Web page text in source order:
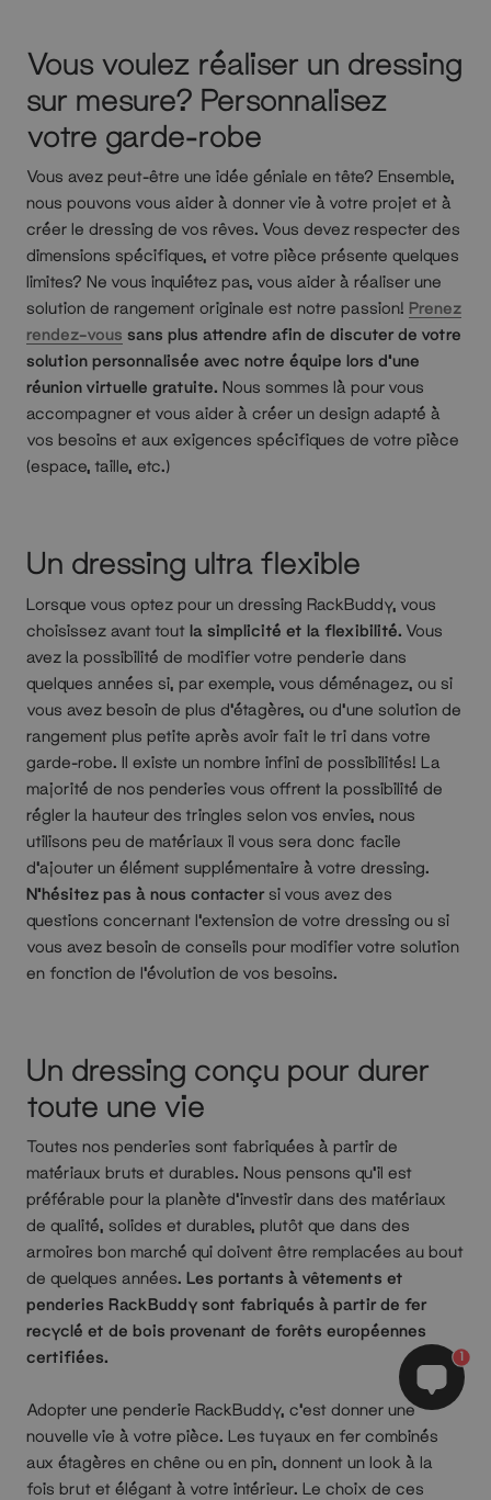
Vous voulez réaliser un dressing
sur mesure? Personnalisez
votre garde-robe
Vous avez peut-être une idée géniale en tête? Ensemble,
nous pouvons vous aider à donner vie à votre projet et à
créer le dressing de vos rêves. Vous devez respecter des
dimensions spécifiques, et votre pièce présente quelques
limites? Ne vous inquiétez pas, vous aider à réaliser une
solution de rangement originale est notre passion! Prenez
rendez-vous sans plus attendre afin de discuter de votre
solution personnalisée avec notre équipe lors d’une
réunion virtuelle gratuite. Nous sommes là pour vous
accompagner et vous aider à créer un design adapté à
vos besoins et aux exigences spécifiques de votre pièce
(espace, taille, etc.)
Un dressing ultra flexible
Lorsque vous optez pour un dressing RackBuddy, vous
choisissez avant tout la simplicité et la flexibilité. Vous
avez la possibilité de modifier votre penderie dans
quelques années si, par exemple, vous déménagez, ou si
vous avez besoin de plus d’étagères, ou d’une solution de
rangement plus petite après avoir fait le tri dans votre
garde-robe. Il existe un nombre infini de possibilités! La
majorité de nos penderies vous offrent la possibilité de
régler la hauteur des tringles selon vos envies, nous
utilisons peu de matériaux il vous sera donc facile
d’ajouter un élément supplémentaire à votre dressing.
N’hésitez pas à nous contacter si vous avez des
questions concernant l’extension de votre dressing ou si
vous avez besoin de conseils pour modifier votre solution
en fonction de l’évolution de vos besoins.
Un dressing conçu pour durer
toute une vie
Toutes nos penderies sont fabriquées à partir de
matériaux bruts et durables. Nous pensons qu’il est
préférable pour la planète d’investir dans des matériaux
de qualité, solides et durables, plutôt que dans des
armoires bon marché qui doivent être remplacées au bout
de quelques années. Les portants à vêtements et
penderies RackBuddy sont fabriqués à partir de fer
recyclé et de bois provenant de forêts européennes
certifiées.
Adopter une penderie RackBuddy, c’est donner une
nouvelle vie à votre pièce. Les tuyaux en fer combinés
aux étagères en chêne ou en pin, donnent un look à la
fois brut et élégant à votre intérieur. Le choix de ces
1